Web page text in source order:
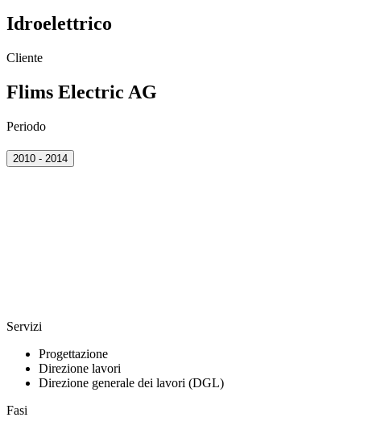
Idroelettrico
Cliente
Flims Electric AG
Periodo
2010 - 2014
Servizi
Progettazione
Direzione lavori
Direzione generale dei lavori (DGL)
Fasi